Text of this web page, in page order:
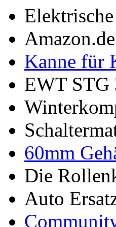
Elektrische
Kanne für
EWT STG
60mm
Die
Auto